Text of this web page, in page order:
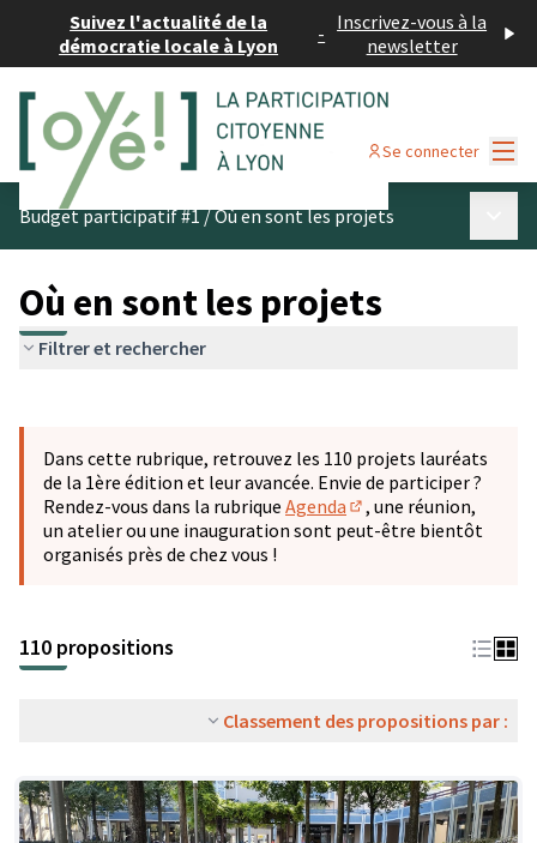
Suivez l'actualité de la
démocratie locale à Lyon
- Inscrivez-vous à la
newsletter
Se connecter
Budget participatif #1/Où en sont les projets
Où en sont les projets
Filtrer et rechercher
−
Dans cette rubrique, retrouvez les 110 projets lauréats
de la 1ère édition et leur avancée. Envie de participer ?
Rendez-vous dans la rubrique Agenda
(S'ouvre dans un
, une réunion,
un atelier ou une inauguration sont peut-être bientôt
organisés près de chez vous !
110 propositions
Classement des propositions par :